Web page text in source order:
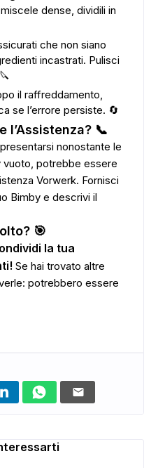
dense, dividili in
che non siano
incastrati. Pulisci
il raffreddamento,
se l’errore persiste. 🔄
l’Assistenza? 📞
nonostante le
potrebbe essere
Vorwerk. Fornisci
Bimby e descrivi il
🎯
la tua
Se hai trovato altre
potrebbero essere